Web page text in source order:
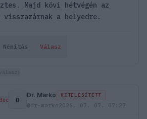
Majd kövi hétvégén az
visszazárnak a helyedre.
Némítás Válasz
D
Dr. Marko HITELESÍTETT
@dr-marko2026. 07. 07. 07:27